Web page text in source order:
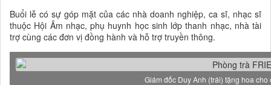
Buổi lễ có sự góp mặt của các nhà doanh nghiệp, ca sĩ, nhạc sĩ
thuộc Hội Âm nhạc, phụ huynh học sinh lớp thanh nhạc, nhà tài
trợ cùng các đơn vị đồng hành và hỗ trợ truyền thông.
Giám đốc Duy Anh (trái) tặng hoa